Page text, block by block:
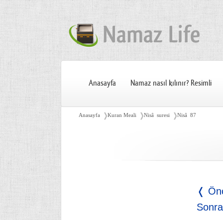
Anasayfa Namaz nasıl kılınır? Resimli
Anasayfa ❭Kuran Meali ❭Nisâ suresi ❭Nisâ 87
❬